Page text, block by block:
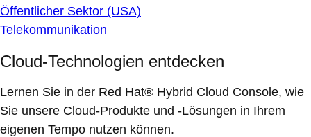
Öffentlicher Sektor (USA)
Telekommunikation
Cloud-Technologien entdecken
Lernen Sie in der Red Hat® Hybrid Cloud Console, wie
Sie unsere Cloud-Produkte und -Lösungen in Ihrem
eigenen Tempo nutzen können.